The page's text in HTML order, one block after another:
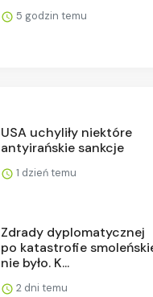
5 godzin temu
USA uchyliły niektóre
antyirańskie sankcje
1 dzień temu
Zdrady dyplomatycznej
po katastrofie
nie było. K...
2 dni temu